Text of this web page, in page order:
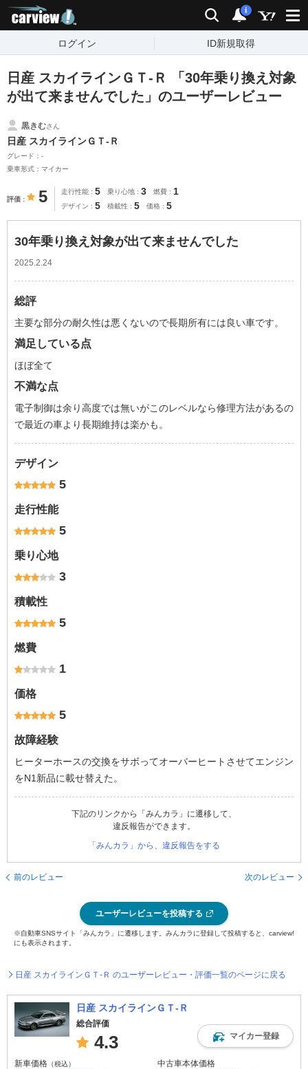
検索 通知
i
ログイン ID新規取得
日産 スカイラインＧＴ‐Ｒ 「30年乗り換え対象
が出て来ませんでした」のユーザーレビュー
黒きむさん
日産 スカイラインＧＴ‐Ｒ
グレード：-
乗車形式：マイカー
評価 5 走行性能 5 乗り心地 3 燃費 1
デザイン 5 積載性 5 価格 5
30年乗り換え対象が出て来ませんでした
2025.2.24
総評
主要な部分の耐久性は悪くないので長期所有には良い車です。
満足している点
ほぼ全て
不満な点
電子制御は余り高度では無いがこのレベルなら修理方法があるの
で最近の車より長期維持は楽かも。
デザイン
5
走行性能
5
乗り心地
3
積載性
5
燃費
1
価格
5
故障経験
ヒーターホースの交換をサボってオーバーヒートさせてエンジン
をN1新品に載せ替えた。
下記のリンクから「みんカラ」に遷移して、
違反報告ができます。
「みんカラ」から、違反報告をする
前のレビュー 次のレビュー
ユーザーレビューを投稿する
※自動車SNSサイト「みんカラ」に遷移します。みんカラに登録して投稿すると、carview!
にも表示されます。
日産 スカイラインＧＴ‐Ｒ のユーザーレビュー・評価一覧のページに戻る
日産 スカイラインＧＴ‐Ｒ
総合評価
4.3 マイカー登録
新車価格 （税込） 中古車本体価格